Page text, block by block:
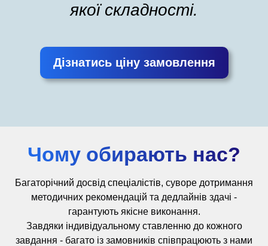
якої складності.
Дізнатись ціну замовлення
Чому обирають нас?
Багаторічний досвід спеціалістів, суворе дотримання
методичних рекомендацій та дедлайнів здачі -
гарантують якісне виконання.
Завдяки індивідуальному ставленню до кожного
завдання - багато із замовників співпрацюють з нами